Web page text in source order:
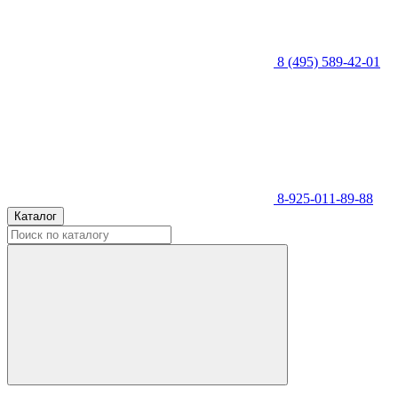
8 (495) 589-42-01
8-925-011-89-88
Каталог